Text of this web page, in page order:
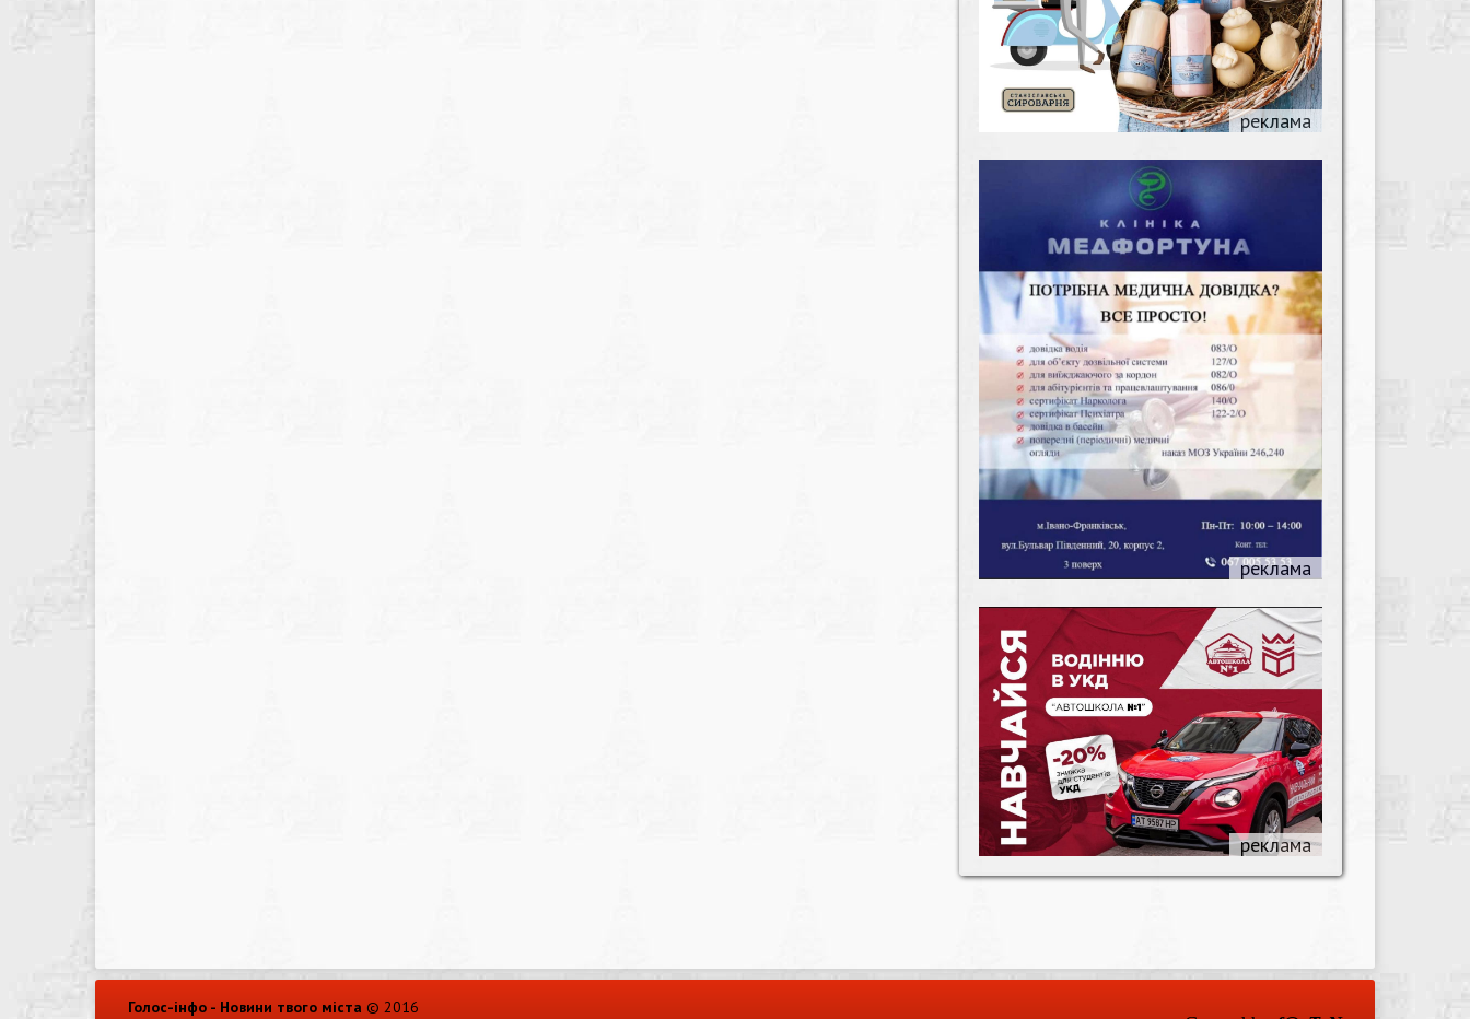
Голос-інфо - Новини твого міста © 2016